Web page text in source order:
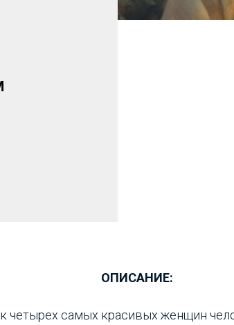
ОПИСАНИЕ:
четырех самых красивых женщин